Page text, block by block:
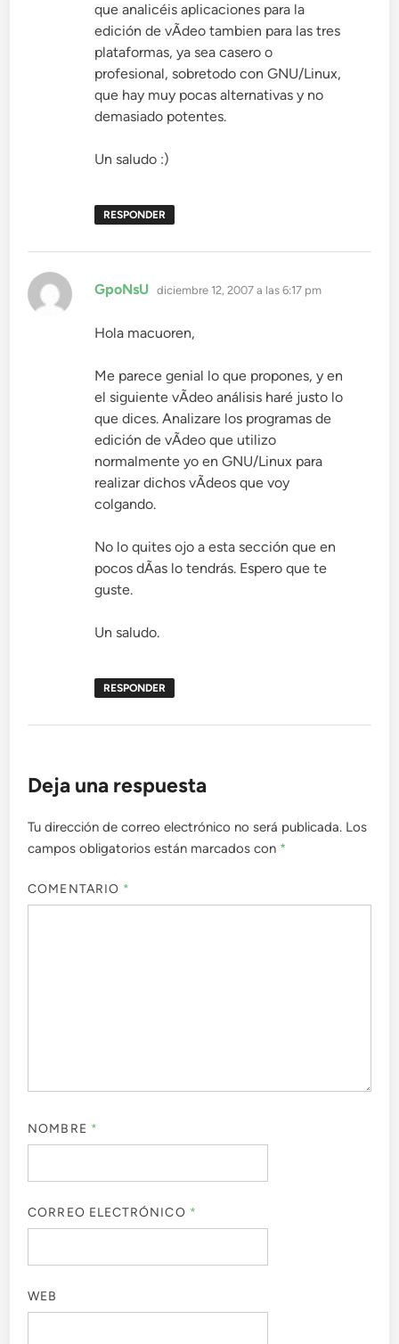
que analicéis aplicaciones para la
edición de vÃ­deo tambien para las tres
plataformas, ya sea casero o
profesional, sobretodo con GNU/Linux,
que hay muy pocas alternativas y no
demasiado potentes.
Un saludo :)
RESPONDER
GpoNsU dice:
diciembre 12, 2007 a las 6:17 pm
Hola macuoren,
Me parece genial lo que propones, y en
el siguiente vÃ­deo análisis haré justo lo
que dices. Analizare los programas de
edición de vÃ­deo que utilizo
normalmente yo en GNU/Linux para
realizar dichos vÃ­deos que voy
colgando.
No lo quites ojo a esta sección que en
pocos dÃ­as lo tendrás. Espero que te
guste.
Un saludo.
RESPONDER
Deja una respuesta
Tu dirección de correo electrónico no será publicada. Los
campos obligatorios están marcados con *
COMENTARIO *
NOMBRE *
CORREO ELECTRÓNICO *
WEB